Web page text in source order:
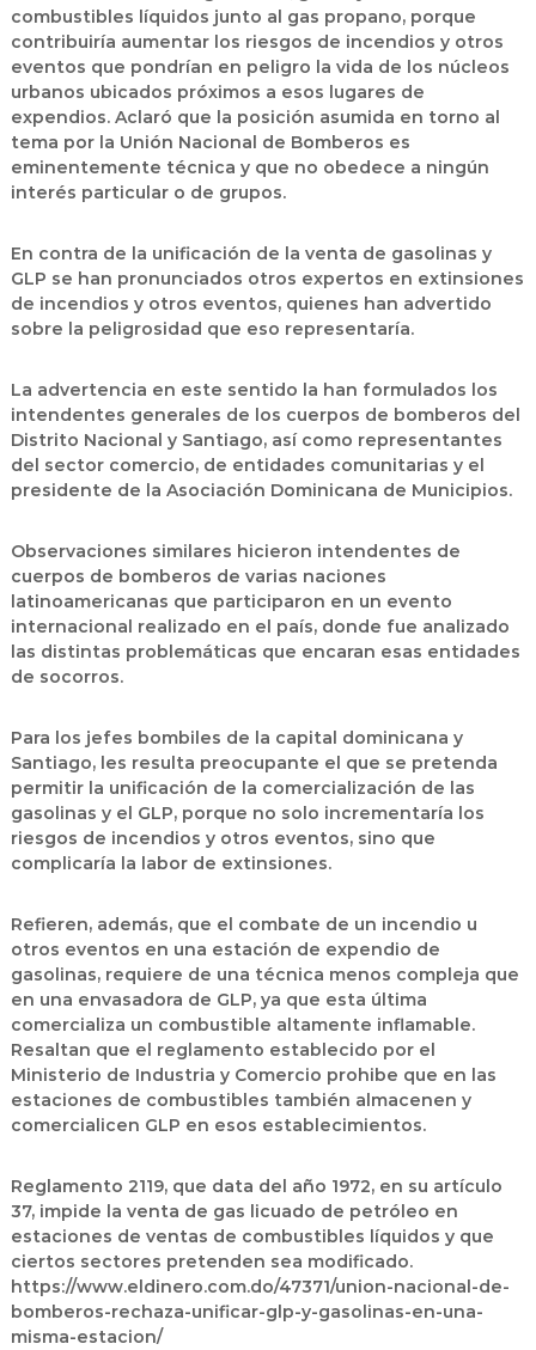
combustibles líquidos junto al gas propano, porque
contribuiría aumentar los riesgos de incendios y otros
eventos que pondrían en peligro la vida de los núcleos
urbanos ubicados próximos a esos lugares de
expendios. Aclaró que la posición asumida en torno al
tema por la Unión Nacional de Bomberos es
eminentemente técnica y que no obedece a ningún
interés particular o de grupos.
En contra de la unificación de la venta de gasolinas y
GLP se han pronunciados otros expertos en extinsiones
de incendios y otros eventos, quienes han advertido
sobre la peligrosidad que eso representaría.
La advertencia en este sentido la han formulados los
intendentes generales de los cuerpos de bomberos del
Distrito Nacional y Santiago, así como representantes
del sector comercio, de entidades comunitarias y el
presidente de la Asociación Dominicana de Municipios.
Observaciones similares hicieron intendentes de
cuerpos de bomberos de varias naciones
latinoamericanas que participaron en un evento
internacional realizado en el país, donde fue analizado
las distintas problemáticas que encaran esas entidades
de socorros.
Para los jefes bombiles de la capital dominicana y
Santiago, les resulta preocupante el que se pretenda
permitir la unificación de la comercialización de las
gasolinas y el GLP, porque no solo incrementaría los
riesgos de incendios y otros eventos, sino que
complicaría la labor de extinsiones.
Refieren, además, que el combate de un incendio u
otros eventos en una estación de expendio de
gasolinas, requiere de una técnica menos compleja que
en una envasadora de GLP, ya que esta última
comercializa un combustible altamente inflamable.
Resaltan que el reglamento establecido por el
Ministerio de Industria y Comercio prohibe que en las
estaciones de combustibles también almacenen y
comercialicen GLP en esos establecimientos.
Reglamento 2119, que data del año 1972, en su artículo
37, impide la venta de gas licuado de petróleo en
estaciones de ventas de combustibles líquidos y que
ciertos sectores pretenden sea modificado.
https://www.eldinero.com.do/47371/union-nacional-de-
bomberos-rechaza-unificar-glp-y-gasolinas-en-una-
misma-estacion/